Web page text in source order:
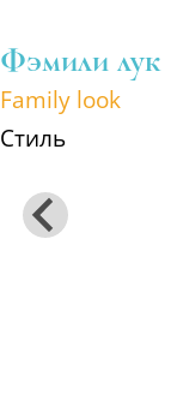
Фэмили лук
Family look
Стиль